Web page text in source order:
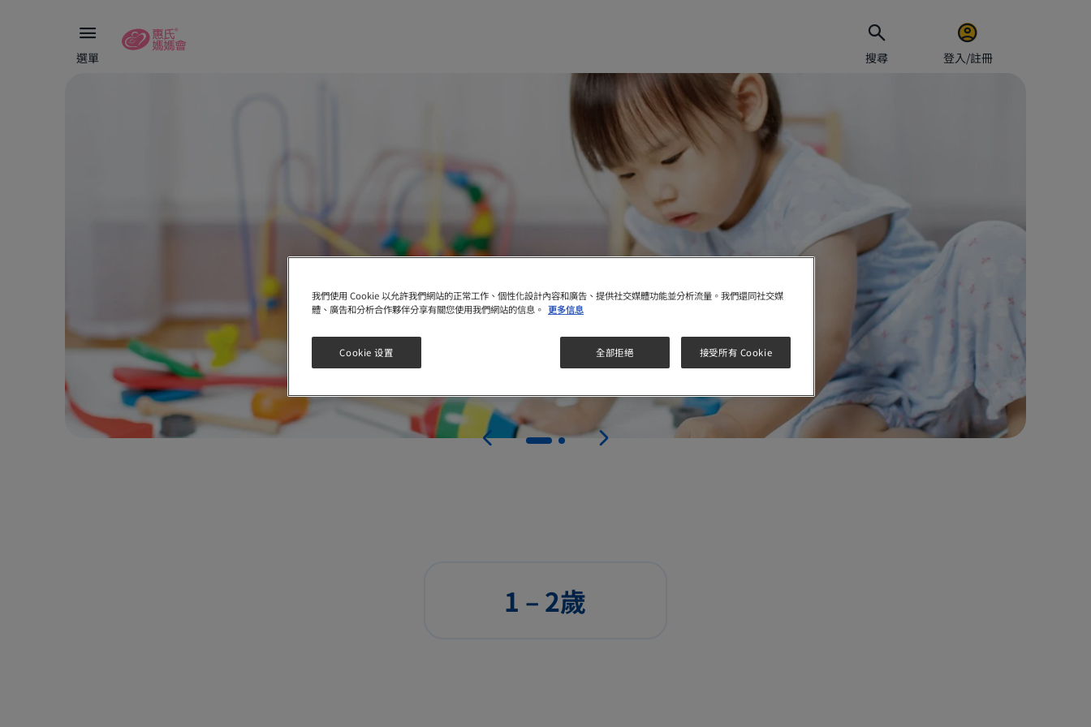
選單 搜尋 登入/註冊
1 – 2歲
我們使用 Cookie 以允許我們網站的正常工作、個性化設計內容和廣告、提供社交媒體功能並分析流量。我們還同社交媒
體、廣告和分析合作夥伴分享有關您使用我們網站的信息。 更多信息
全部拒絕 接受所有 Cookie
Cookie 设置